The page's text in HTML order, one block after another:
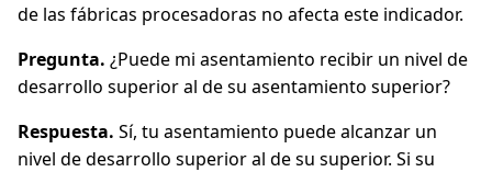
de las fábricas procesadoras no afecta este indicador.
Pregunta. ¿Puede mi asentamiento recibir un nivel de
desarrollo superior al de su asentamiento superior?
Respuesta. Sí, tu asentamiento puede alcanzar un
nivel de desarrollo superior al de su superior. Si su